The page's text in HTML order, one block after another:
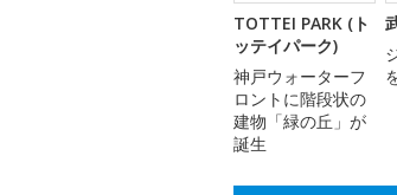
TOTTEI PARK (ト
ッテイパーク)
神戸ウォーターフ
ロントに階段状の
建物「緑の丘」が
誕生